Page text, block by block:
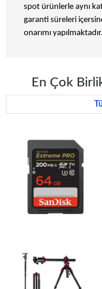
spot ürünlerle aynı
garanti süreleri
onarımı
En Çok